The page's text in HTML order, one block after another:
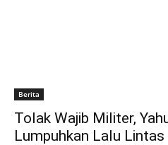
Berita
Tolak Wajib Militer,
Lumpuhkan Lalu